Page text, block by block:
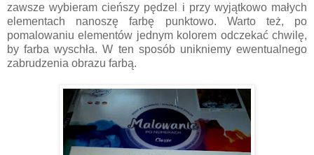
zawsze wybieram cieńszy pędzel i przy wyjątkowo małych
elementach nanoszę farbę punktowo. Warto też, po
pomalowaniu elementów jednym kolorem odczekać chwilę,
by farba wyschła. W ten sposób unikniemy ewentualnego
zabrudzenia obrazu farbą.